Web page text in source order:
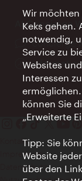
AI Concierge
Ort:
Kontakt
Impressum
Datenschutz
Wir
Keks gehen.
notwendig,
Service zu
Websites
Interessen
können Sie
„Erweiterte
Tipp: Sie
Website
über den